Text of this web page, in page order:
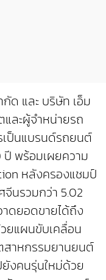
ด และ บริษัท เอ็ม
และผู้จำหน่ายรถ
เป็นแบรนด์รถยนต์
ปี พร้อมเผยความ
หลังครองแชมป์
นรวมกว่า 5.02
าดยอดขายได้ถึง
ยแผนขับเคลื่อน
สาหกรรมยานยนต์
งคนรุ่นใหม่ด้วย